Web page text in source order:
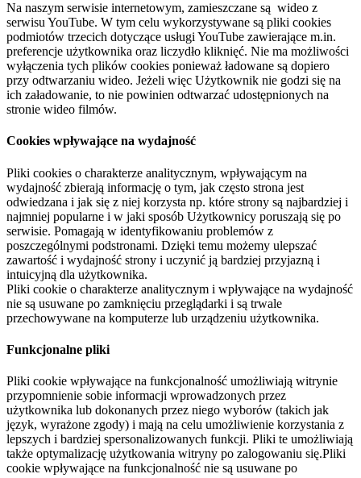
Na naszym serwisie internetowym, zamieszczane są wideo z
serwisu YouTube. W tym celu wykorzystywane są pliki cookies
podmiotów trzecich dotyczące usługi YouTube zawierające m.in.
preferencje użytkownika oraz liczydło kliknięć. Nie ma możliwości
wyłączenia tych plików cookies ponieważ ładowane są dopiero
przy odtwarzaniu wideo. Jeżeli więc Użytkownik nie godzi się na
ich załadowanie, to nie powinien odtwarzać udostępnionych na
stronie wideo filmów.
Cookies wpływające na wydajność
Pliki cookies o charakterze analitycznym, wpływającym na
wydajność zbierają informację o tym, jak często strona jest
odwiedzana i jak się z niej korzysta np. które strony są najbardziej i
najmniej popularne i w jaki sposób Użytkownicy poruszają się po
serwisie. Pomagają w identyfikowaniu problemów z
poszczególnymi podstronami. Dzięki temu możemy ulepszać
zawartość i wydajność strony i uczynić ją bardziej przyjazną i
intuicyjną dla użytkownika.
Pliki cookie o charakterze analitycznym i wpływające na wydajność
nie są usuwane po zamknięciu przeglądarki i są trwale
przechowywane na komputerze lub urządzeniu użytkownika.
Funkcjonalne pliki
Pliki cookie wpływające na funkcjonalność umożliwiają witrynie
przypomnienie sobie informacji wprowadzonych przez
użytkownika lub dokonanych przez niego wyborów (takich jak
język, wyrażone zgody) i mają na celu umożliwienie korzystania z
lepszych i bardziej spersonalizowanych funkcji. Pliki te umożliwiają
także optymalizację użytkowania witryny po zalogowaniu się.Pliki
cookie wpływające na funkcjonalność nie są usuwane po